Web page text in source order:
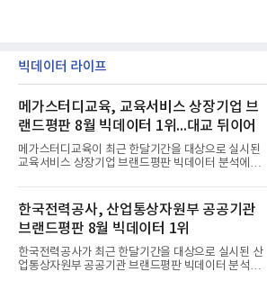
빅데이터 라이프
메가스터디교육, 교육서비스 상장기업 브
랜드평판 8월 빅데이터 1위...대교 뒤이어
메가스터디교육이 최근 한달기간을 대상으로 실시된
교육서비스 상장기업 브랜드평판 빅데이터 분석에서
일 한국기업평판연구소(소장 구창환)는 국내 교육서
비스 상장기업 브랜드를 대상으로 지난 7월 7일부터
8월 7일까지 수집된 소비자 빅데이터 10,074,233건
을 분석한 결과, 메가스터디교육이 브랜드평판지수
1,710,926을 기록하며 8월 1위에 올랐다고 밝혔다.
분석에 활용된 빅데이터는 지난 7월(9,491,206건) 대
비 6.14% 증가한 수치로, 교육서비스 상장기업 브랜
한국전력공사, 산업통상자원부 공공기관
브랜드평판 8월 빅데이터 1위
한국전력공사가 최근 한달기간을 대상으로 실시된 산
업통상자원부 공공기관 브랜드평판 빅데이터 분석에